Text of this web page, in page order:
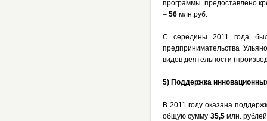
программы предоставлено
– 56 млн.руб.
С середины 2011 года
предпринимательства
видов деятельности
5) Поддержка
В 2011 году оказана
общую сумму 35,5млн.